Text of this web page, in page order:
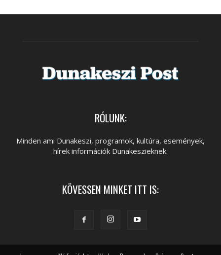
RÓLUNK:
Minden ami Dunakeszi, programok, kultúra, események,
hírek információk Dunakeszieknek.
KÖVESSEN MINKET ITT IS: